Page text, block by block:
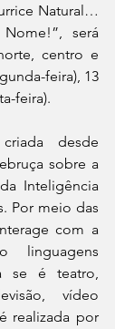
Natural…
será
centro e
feira), 13
feira).
desde
sobre a
Inteligência
Por meio das
com a
linguagens
se é teatro,
vídeo
realizada por